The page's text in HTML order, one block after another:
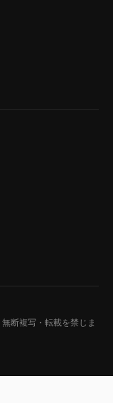
無断複写・転載を禁じま